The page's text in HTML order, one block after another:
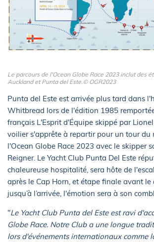
Le parcours de l'Ocean Globe Race 2023 inclut des
Auckland et Punta del Este.© OGR2023
Punta del Este est arrivée plus tard dans
Whitbread lors de l'édition 1985
français L'Esprit d'Équipe skippé par
voilier s'apprête à repartir pour un tour du
l'Ocean Globe Race 2023 avec le skipper
Reigner. Le Yacht Club Punta Del Este
chaleureuse hospitalité, sera hôte de
après le Cap Horn, et étape finale avant le
jusqu’à l’arrivée, l'émotion sera à son
"Le Yacht Club Punta del Este est ravi
Globe Race. Notre Club a une longue
lors d'événements internationaux comme